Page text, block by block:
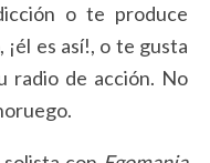
o te produce
es así!, o te gusta
radio de acción. No